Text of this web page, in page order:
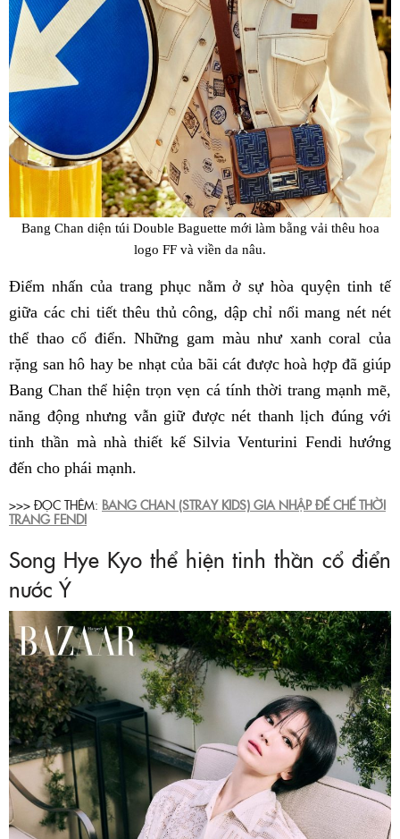
Bang Chan diện túi Double Baguette mới làm bằng vải thêu hoa
logo FF và viền da nâu.
Điểm nhấn của trang phục nằm ở sự hòa quyện tinh tế
giữa các chi tiết thêu thủ công, dập chỉ nổi mang nét nét
thể thao cổ điển. Những gam màu như xanh coral của
rặng san hô hay be nhạt của bãi cát được hoà hợp đã giúp
Bang Chan thể hiện trọn vẹn cá tính thời trang mạnh mẽ,
năng động nhưng vẫn giữ được nét thanh lịch đúng với
tinh thần mà nhà thiết kế Silvia Venturini Fendi hướng
đến cho phái mạnh.
>>> ĐỌC THÊM: BANG CHAN (STRAY KIDS) GIA NHẬP ĐẾ CHẾ THỜI
TRANG FENDI
Song Hye Kyo thể hiện tinh thần cổ điển
nước Ý